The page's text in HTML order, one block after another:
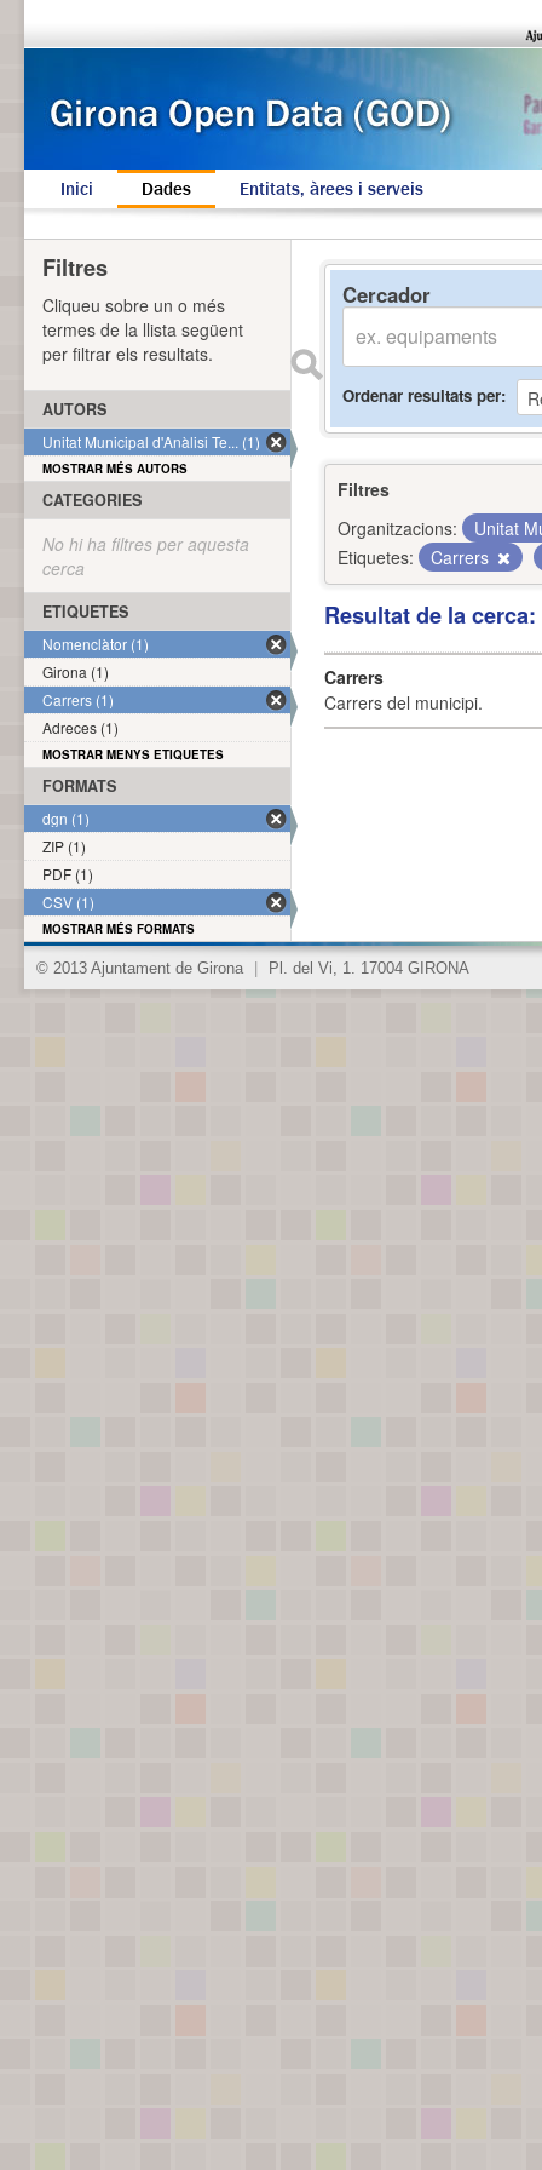
Inici Dades Entitats, àrees i serveis
Cercador
Ordenar resultats per
Filtres
Organitzacions:
Unitat
Etiquetes:
Carrers
Resultat de la
Carrers
Carrers del municipi.
Filtres
Cliqueu sobre un o més
termes de la llista següent
per filtrar els resultats.
AUTORS
Unitat Municipal d'Anàlisi Te... (1)
MOSTRAR MÉS AUTORS
CATEGORIES
No hi ha filtres per aquesta
cerca
ETIQUETES
Nomenclàtor (1)
Girona (1)
Carrers (1)
Adreces (1)
MOSTRAR MENYS ETIQUETES
FORMATS
dgn (1)
ZIP (1)
PDF (1)
CSV (1)
MOSTRAR MÉS FORMATS
© 2013 Ajuntament de Girona Pl. del Vi, 1. 17004 GIRONA